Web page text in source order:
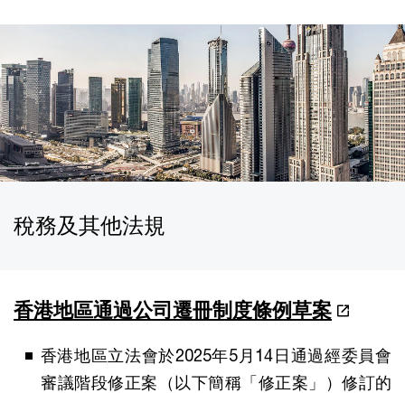
稅務及其他法規
香港地區通過公司遷冊制度條例草案
香港地區立法會於2025年5月14日通過經委員會
審議階段修正案（以下簡稱「修正案」）修訂的